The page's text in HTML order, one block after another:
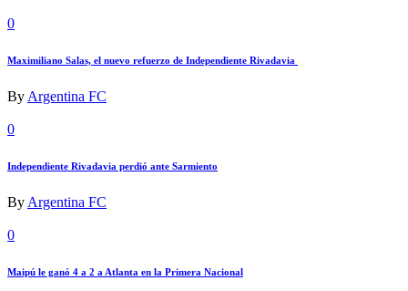
0
Maximiliano Salas, el nuevo refuerzo de Independiente Rivadavia
By Argentina FC
0
Independiente Rivadavia perdió ante Sarmiento
By Argentina FC
0
Maipú le ganó 4 a 2 a Atlanta en la Primera Nacional